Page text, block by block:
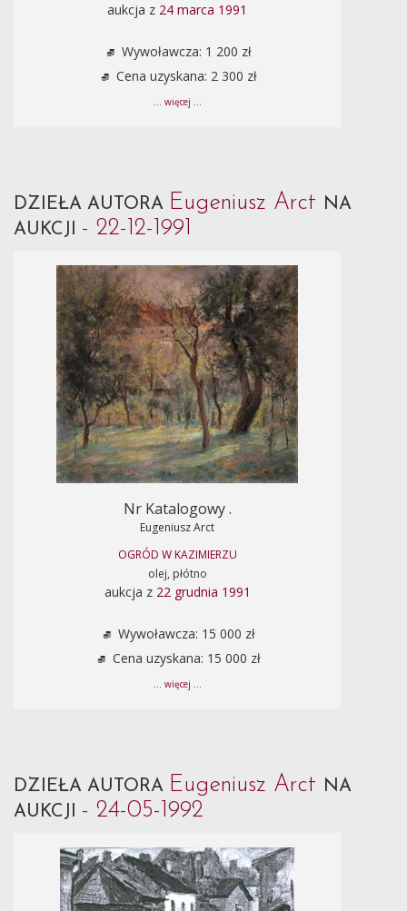
aukcja z 24 marca 1991
Wywoławcza: 1 200 zł
Cena uzyskana: 2 300 zł
... więcej ...
DZIEŁA AUTORA Eugeniusz Arct NA
AUKCJI - 22-12-1991
Nr Katalogowy .
Eugeniusz Arct
OGRÓD W KAZIMIERZU
olej, płótno
aukcja z 22 grudnia 1991
Wywoławcza: 15 000 zł
Cena uzyskana: 15 000 zł
... więcej ...
DZIEŁA AUTORA Eugeniusz Arct NA
AUKCJI - 24-05-1992